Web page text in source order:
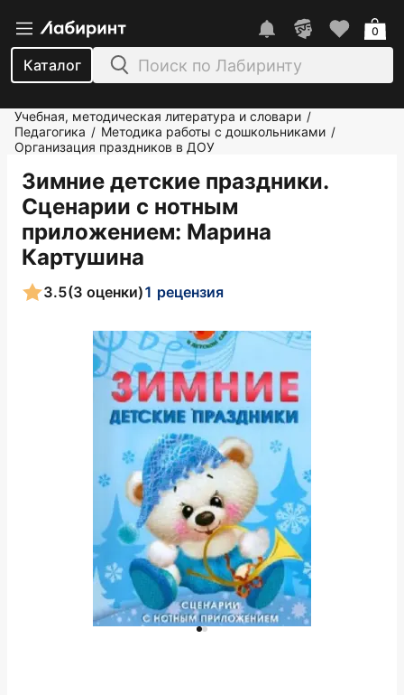
Каталог
0
Учебная, методическая литература и словари /
Педагогика / Методика работы с дошкольниками /
Организация праздников в ДОУ
Зимние детские праздники.
Сценарии с нотным
приложением: Марина
Картушина
3.5(3 оценки)1 рецензия